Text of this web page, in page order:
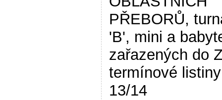
PŘEBORŮ,
'B', mini a
zařazených do
termínové
13/14